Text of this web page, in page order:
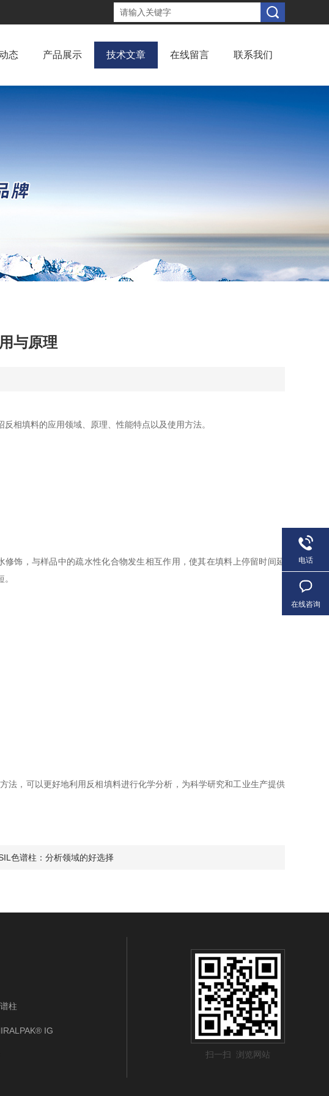
态 产品展示 技术文章 在线留言 联系我们
与原理
填料的应用领域、原理、性能特点以及使用方法。
，与样品中的疏水性化合物发生相互作用，使其在填料上停留时间延
，可以更好地利用反相填料进行化学分析，为科学研究和工业生产提供
色谱柱：分析领域的好选择
柱
IG
扫一扫 浏览网站
电话
在线咨询